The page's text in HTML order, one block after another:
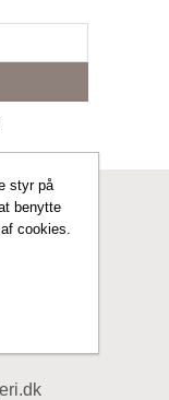
styr på
benytte
cookies.